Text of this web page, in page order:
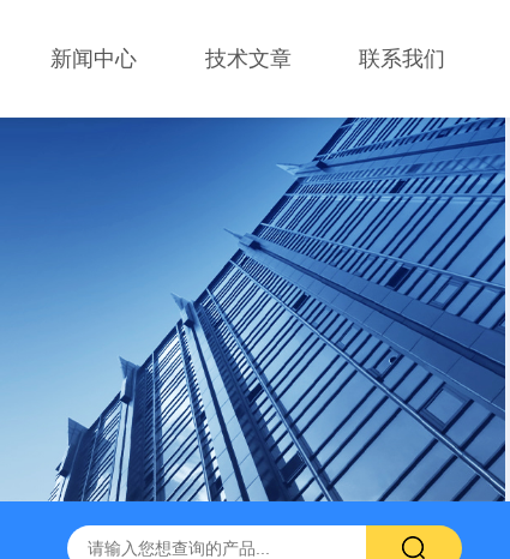
新闻中心 技术文章 联系我们
1000P 恒温恒湿光照培养箱 LRH-300DB叶拓